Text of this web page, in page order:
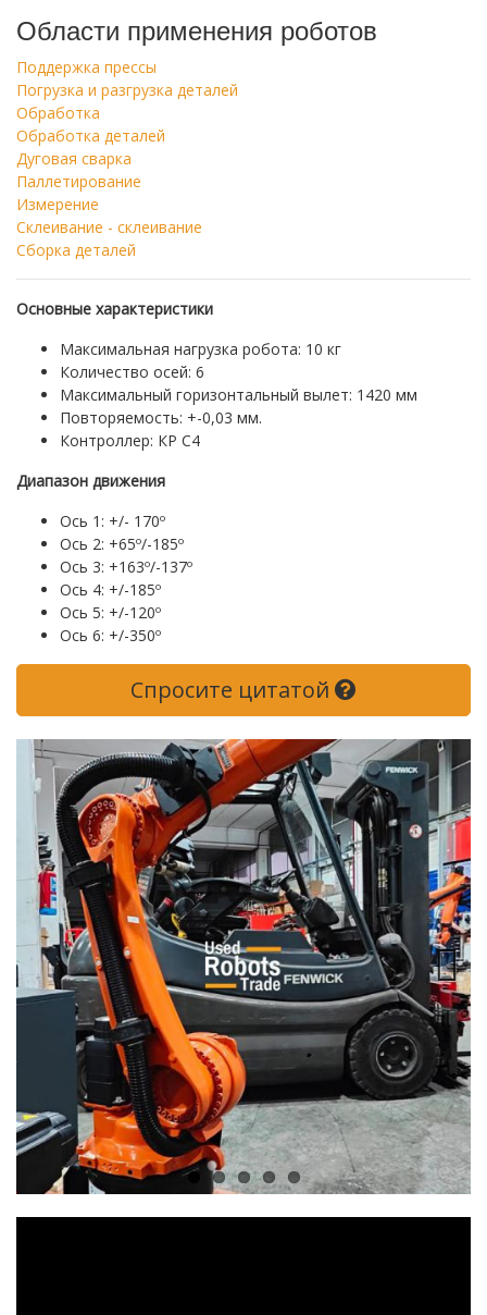
Области применения роботов
Поддержка прессы
Погрузка и разгрузка деталей
Обработка
Обработка деталей
Дуговая сварка
Паллетирование
Измерение
Склеивание - склеивание
Сборка деталей
Основные характеристики
Максимальная нагрузка робота: 10 кг
Количество осей: 6
Максимальный горизонтальный вылет: 1420 мм
Повторяемость: +-0,03 мм.
Контроллер: КР C4
Диапазон движения
Ось 1: +/- 170º
Ось 2: +65º/-185º
Ось 3: +163º/-137º
Ось 4: +/-185º
Ось 5: +/-120º
Ось 6: +/-350º
Спросите цитатой
Previous Next